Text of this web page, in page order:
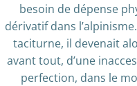
besoin de dépense
dérivatif dans
taciturne, il devenait
avant tout, d’une
perfection, dans le